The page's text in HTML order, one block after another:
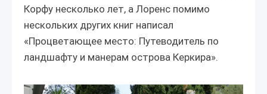
Корфу несколько лет, а Лоренс помимо
нескольких других книг написал
«Процветающее место: Путеводитель по
ландшафту и манерам острова Керкира».